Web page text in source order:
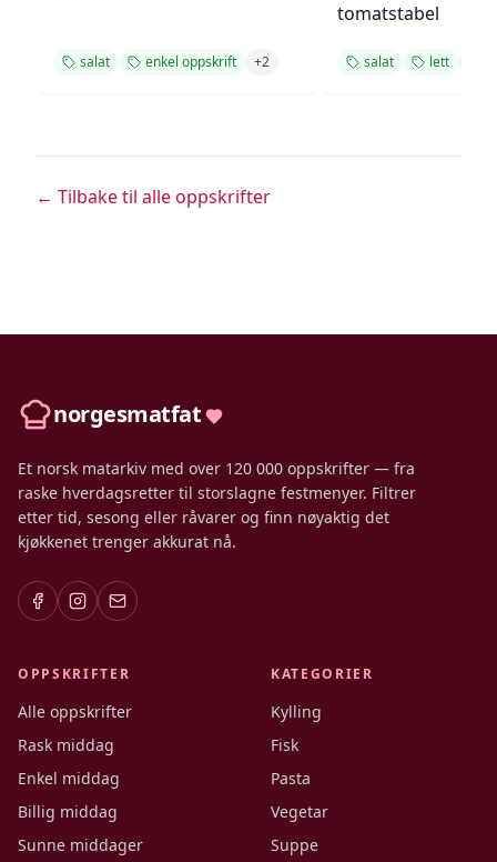
salat enkel oppskrift +2
tomatstabel
salat lett
← Tilbake til alle oppskrifter
norgesmatfat
Et norsk matarkiv med over 120 000 oppskrifter — fra
raske hverdagsretter til storslagne festmenyer. Filtrer
etter tid, sesong eller råvarer og finn nøyaktig det
kjøkkenet trenger akkurat nå.
OPPSKRIFTER
Alle oppskrifter
Rask middag
Enkel middag
Billig middag
Sunne middager
KATEGORIER
Kylling
Fisk
Pasta
Vegetar
Suppe